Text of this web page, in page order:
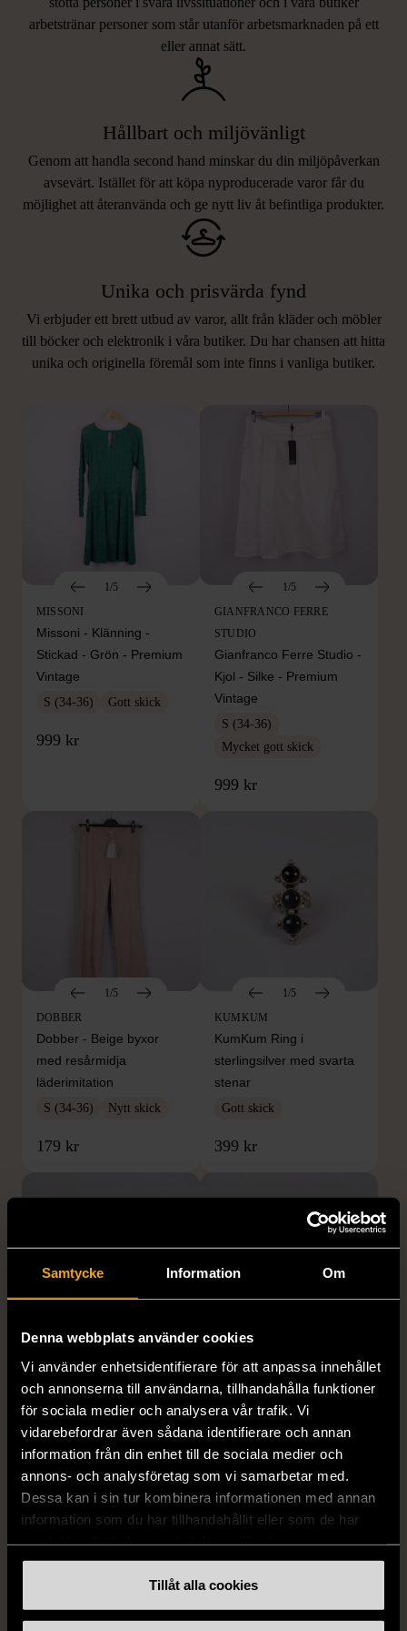
Samtycke Information Om
Denna webbplats använder cookies
Vi använder enhetsidentifierare för att anpassa innehållet
och annonserna till användarna, tillhandahålla funktioner
för sociala medier och analysera vår trafik. Vi
vidarebefordrar även sådana identifierare och annan
information från din enhet till de sociala medier och
annons- och analysföretag som vi samarbetar med.
Dessa kan i sin tur kombinera informationen med annan
information som du har tillhandahållit eller som de har
Tillåt alla cookies
arbetstränar personer som står utanför arbetsmarknaden på ett
eller annat sätt.
Hållbart och miljövänligt
Genom att handla second hand minskar du din miljöpåverkan
avsevärt. Istället för att köpa nyproducerade varor får du
möjlighet att återanvända och ge nytt liv åt befintliga produkter.
Unika och prisvärda fynd
Vi erbjuder ett brett utbud av varor, allt från kläder och möbler
till böcker och elektronik i våra butiker. Du har chansen att hitta
unika och originella föremål som inte finns i vanliga butiker.
LIKNANDE PRODUKTER
Hitta produkter som påminner om denna
1/5
MISSONI
Missoni - Klänning -
Stickad - Grön - Premium
Vintage
S (34-36) Gott skick
999 kr
1/5
GIANFRANCO FERRE
STUDIO
Gianfranco Ferre Studio -
Kjol - Silke - Premium
Vintage
S (34-36)
Mycket gott skick
999 kr
1/5
DOBBER
Dobber - Beige byxor
med resårmidja
läderimitation
S (34-36) Nytt skick
179 kr
1/5
KUMKUM
KumKum Ring i
sterlingsilver med svarta
stenar
Gott skick
399 kr
Mycket gott skick
399 kr
OKÄNT MÄRKE
Armband med färgglada
Gott skick
69 kr